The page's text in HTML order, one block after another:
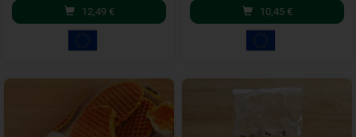
12,49 € 10,45 €